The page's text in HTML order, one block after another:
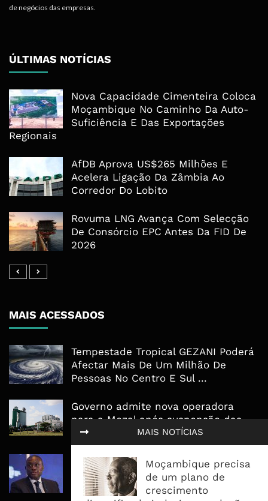
MAIS NOTÍCIAS
Moçambique precisa
de um plano de
crescimento
de negócios das empresas.
ÚLTIMAS NOTÍCIAS
Nova Capacidade Cimenteira Coloca
Moçambique No Caminho Da Auto-
Suficiência E Das Exportações
Regionais
AfDB Aprova US$265 Milhões E
Acelera Ligação Da Zâmbia Ao
Corredor Do Lobito
Rovuma LNG Avança Com Selecção
De Consórcio EPC Antes Da FID De
2026
MAIS ACESSADOS
Tempestade Tropical GEZANI Poderá
Afectar Mais De Um Milhão De
Pessoas No Centro E Sul ...
Governo admite nova operadora
para a Mozal após suspensão das
operações
CEO do Standard Bank pede ao
Governo que “saia do caminho” e
facilite os negócios